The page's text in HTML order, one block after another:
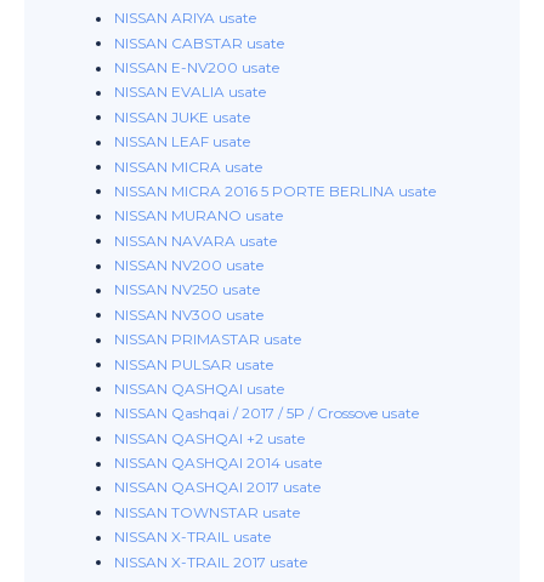
NISSAN ARIYA usate
NISSAN CABSTAR usate
NISSAN E-NV200 usate
NISSAN EVALIA usate
NISSAN JUKE usate
NISSAN LEAF usate
NISSAN MICRA usate
NISSAN MICRA 2016 5 PORTE BERLINA usate
NISSAN MURANO usate
NISSAN NAVARA usate
NISSAN NV200 usate
NISSAN NV250 usate
NISSAN NV300 usate
NISSAN PRIMASTAR usate
NISSAN PULSAR usate
NISSAN QASHQAI usate
NISSAN Qashqai / 2017 / 5P / Crossove usate
NISSAN QASHQAI +2 usate
NISSAN QASHQAI 2014 usate
NISSAN QASHQAI 2017 usate
NISSAN TOWNSTAR usate
NISSAN X-TRAIL usate
NISSAN X-TRAIL 2017 usate